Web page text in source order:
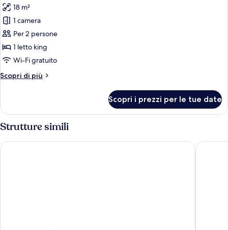
5)
le
foto
per
Doppia
Superior,
privato
18 m²
1 camera
Per 2 persone
1 letto king
Wi-Fi gratuito
Scopri di più
Altri
Superior,
bagno
privato
(Camera
6)
Scopri i prezzi per le tue date
Strutture simili
Bracco Rooms and Suites Hotel